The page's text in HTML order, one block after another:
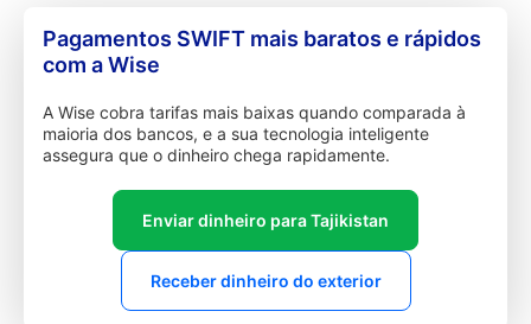
Pagamentos SWIFT mais baratos e rápidos
com a Wise
A Wise cobra tarifas mais baixas quando comparada à
maioria dos bancos, e a sua tecnologia inteligente
assegura que o dinheiro chega rapidamente.
Enviar dinheiro para Tajikistan
Receber dinheiro do exterior